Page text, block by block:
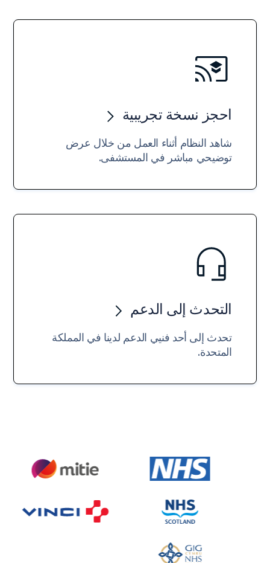
احجز نسخة تجريبية
شاهد النظام أثناء العمل من خلال عرض
توضيحي مباشر في المستشفى.
التحدث إلى الدعم
تحدث إلى أحد فنيي الدعم لدينا في المملكة
المتحدة.